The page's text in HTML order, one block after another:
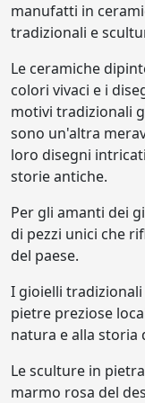
manufatti in
tradizionali e
Le ceramiche
colori vivaci e i
motivi tradizionali
sono un'altra
loro disegni
storie antiche.
Per gli amanti dei
di pezzi unici che
del paese.
I gioielli
pietre preziose
natura e alla storia
Le sculture in
marmo rosa del